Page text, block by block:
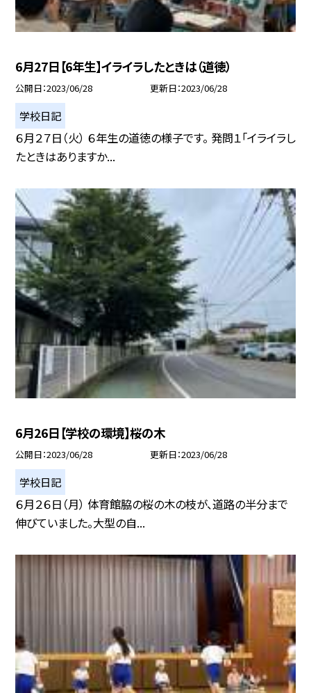
6月27日【6年生】イライラしたときは（道徳）
公開日 2023/06/28 更新日 2023/06/28
学校日記
６月２７日（火） ６年生の道徳の様子です。 発問１「イライラし
たときはありますか...
6月26日【学校の環境】桜の木
公開日 2023/06/28 更新日 2023/06/28
学校日記
６月２６日（月） 体育館脇の桜の木の枝が、道路の半分まで
伸びていました。大型の自...